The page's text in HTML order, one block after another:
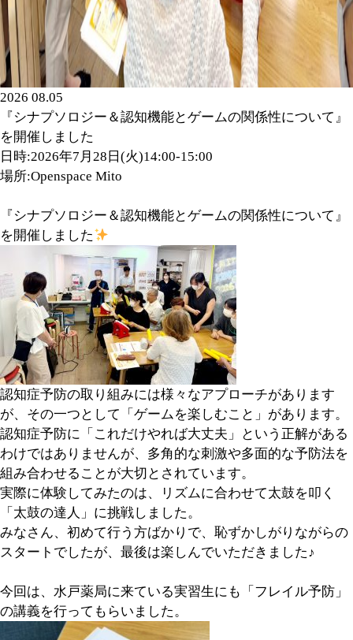
2026 08.05
『シナプソロジー＆認知機能とゲームの関係性について』
を開催しました
日時:2026年7月28日(火)14:00-15:00
場所:Openspace Mito
『シナプソロジー＆認知機能とゲームの関係性について』
を開催しました
認知症予防の取り組みには様々なアプローチがあります
が、その一つとして「ゲームを楽しむこと」があります。
認知症予防に「これだけやれば大丈夫」という正解がある
わけではありませんが、多角的な刺激や多面的な予防法を
組み合わせることが大切とされています。
実際に体験してみたのは、リズムに合わせて太鼓を叩く
「太鼓の達人」に挑戦しました。
みなさん、初めて行う方ばかりで、恥ずかしがりながらの
スタートでしたが、最後は楽しんでいただきました♪
今回は、水戸薬局に来ている実習生にも「フレイル予防」
の講義を行ってもらいました。